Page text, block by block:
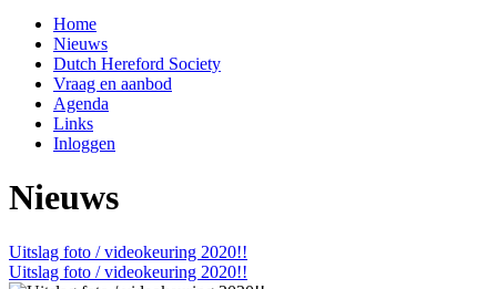
Home
Nieuws
Dutch Hereford Society
Vraag en aanbod
Agenda
Links
Inloggen
Nieuws
Uitslag foto / videokeuring 2020!!
Uitslag foto / videokeuring 2020!!